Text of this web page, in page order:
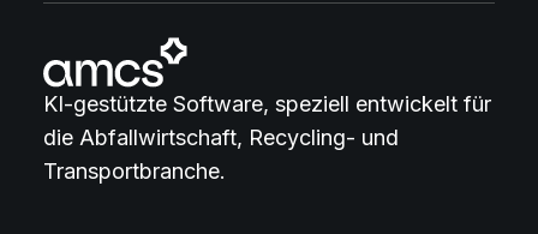
KI-gestützte Software, speziell entwickelt für
die Abfallwirtschaft, Recycling- und
Transportbranche.